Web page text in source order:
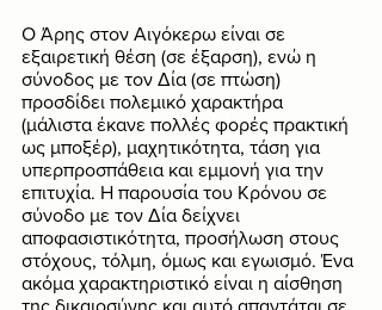
Ο Άρης στον Αιγόκερω είναι σε
εξαιρετική θέση (σε έξαρση), ενώ η
σύνοδος με τον Δία (σε πτώση)
προσδίδει πολεμικό χαρακτήρα
(μάλιστα έκανε πολλές φορές πρακτική
ως μποξέρ), μαχητικότητα, τάση για
υπερπροσπάθεια και εμμονή για την
επιτυχία. Η παρουσία του Κρόνου σε
σύνοδο με τον Δία δείχνει
αποφασιστικότητα, προσήλωση στους
στόχους, τόλμη, όμως και εγωισμό. Ένα
ακόμα χαρακτηριστικό είναι η αίσθηση
της δικαιοσύνης και αυτό απαντάται σε